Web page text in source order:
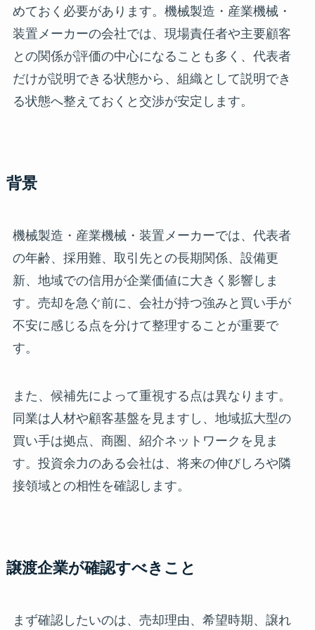
めておく必要があります。機械製造・産業機械・
装置メーカーの会社では、現場責任者や主要顧客
との関係が評価の中心になることも多く、代表者
だけが説明できる状態から、組織として説明でき
る状態へ整えておくと交渉が安定します。
背景
機械製造・産業機械・装置メーカーでは、代表者
の年齢、採用難、取引先との長期関係、設備更
新、地域での信用が企業価値に大きく影響しま
す。売却を急ぐ前に、会社が持つ強みと買い手が
不安に感じる点を分けて整理することが重要で
す。
また、候補先によって重視する点は異なります。
同業は人材や顧客基盤を見ますし、地域拡大型の
買い手は拠点、商圏、紹介ネットワークを見ま
す。投資余力のある会社は、将来の伸びしろや隣
接領域との相性を確認します。
譲渡企業が確認すべきこと
まず確認したいのは、売却理由、希望時期、譲れ